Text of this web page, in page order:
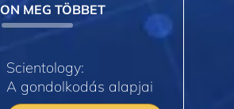
MEG TÖBBET
Scientology:
A gondolkodás alapjai